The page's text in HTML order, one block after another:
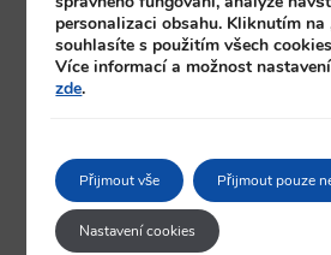
personalizaci obsahu. Kliknutím na
souhlasíte s použitím všech
Více informací a možnost
zde.
Přijmout vše Přijmout pouze
Nastavení cookies